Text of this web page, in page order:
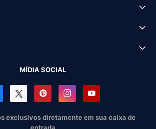
MÍDIA SOCIAL
exclusivos diretamente em sua caixa de